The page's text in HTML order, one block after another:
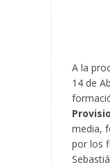
A la
14 de
media,
por los